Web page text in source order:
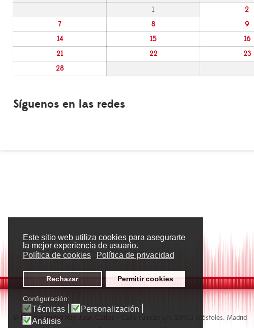
Este sitio web utiliza cookies para asegurarte
la mejor experiencia de usuario.
Política de cookies
Política de privacidad
Rechazar Permitir cookies
Configuración:
Técnicas
Personalización
Análisis
1 2
7
8 9
14
15 16
21
22 23
28
Síguenos en las redes
Universidad Rey Juan Carlos
- Calle Tulipán s/n. 28933 Móstoles. Madrid